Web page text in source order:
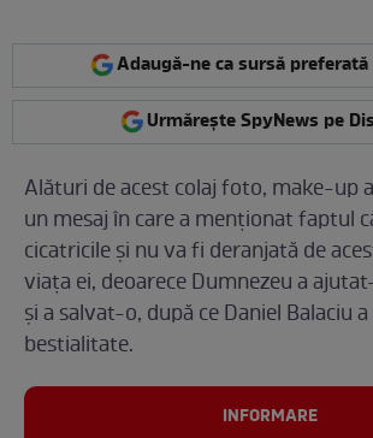
Adaugă-ne ca sursă preferată
Urmărește SpyNews pe
Alături de acest colaj foto, make-up
un mesaj în care a menționat faptul
cicatricile și nu va fi deranjată de
viața ei, deoarece Dumnezeu a
și a salvat-o, după ce Daniel Balaciu
bestialitate.
INFORMARE